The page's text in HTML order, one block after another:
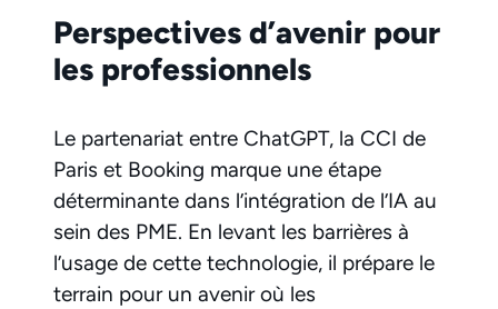
Perspectives d’avenir pour
les professionnels
Le partenariat entre ChatGPT, la CCI de
Paris et Booking marque une étape
déterminante dans l’intégration de l’IA au
sein des PME. En levant les barrières à
l’usage de cette technologie, il prépare le
terrain pour un avenir où les